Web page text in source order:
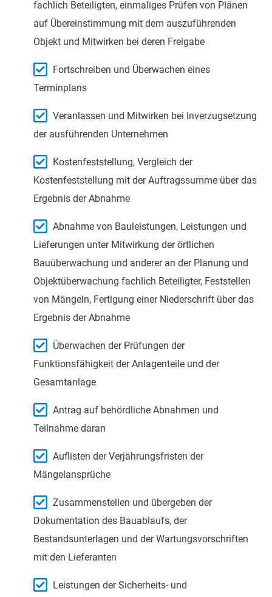
fachlich Beteiligten, einmaliges Prüfen von Plänen
auf Übereinstimmung mit dem auszuführenden
Objekt und Mitwirken bei deren Freigabe
Fortschreiben und Überwachen eines
Terminplans
Veranlassen und Mitwirken bei Inverzugsetzung
der ausführenden Unternehmen
Kostenfeststellung, Vergleich der
Kostenfeststellung mit der Auftragssumme über das
Ergebnis der Abnahme
Abnahme von Bauleistungen, Leistungen und
Lieferungen unter Mitwirkung der örtlichen
Bauüberwachung und anderer an der Planung und
Objektüberwachung fachlich Beteiligter, Feststellen
von Mängeln, Fertigung einer Niederschrift über das
Ergebnis der Abnahme
Überwachen der Prüfungen der
Funktionsfähigkeit der Anlagenteile und der
Gesamtanlage
Antrag auf behördliche Abnahmen und
Teilnahme daran
Auflisten der Verjährungsfristen der
Mängelansprüche
Zusammenstellen und übergeben der
Dokumentation des Bauablaufs, der
Bestandsunterlagen und der Wartungsvorschriften
mit den Lieferanten
Leistungen der Sicherheits- und